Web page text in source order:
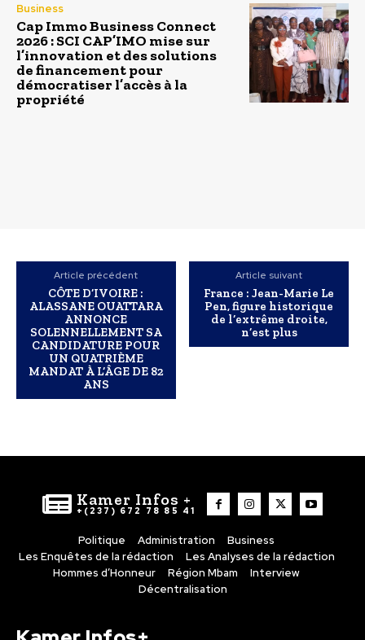
Business
Cap Immo Business Connect
2026 : SCI CAP’IMO mise sur
l’innovation et des solutions
de financement pour
démocratiser l’accès à la
propriété
Article précédent
CÔTE D’IVOIRE :
ALASSANE OUATTARA
ANNONCE
SOLENNELLEMENT SA
CANDIDATURE POUR
UN QUATRIÈME
MANDAT À L’ÂGE DE 82
ANS
Article suivant
France : Jean-Marie Le
Pen, figure historique
de l’extrême droite,
n’est plus
Kamer Infos +
+(237) 672 78 85 41
Politique Administration
Business
Les Enquêtes de la rédaction
Les Analyses de la rédaction
Hommes d’Honneur
Région Mbam
Interview
Décentralisation